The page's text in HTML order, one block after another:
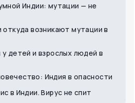
Индии: мутации — не
откуда возникают мутации в
детей и взрослых людей в
Индия в опасности
в Индии. Вирус не спит